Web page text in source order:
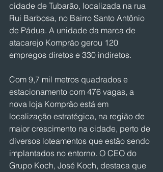
cidade de Tubarão, localizada na rua
Rui Barbosa, no Bairro Santo Antônio
de Pádua. A unidade da marca de
atacarejo Komprão gerou 120
empregos diretos e 330 indiretos.
Com 9,7 mil metros quadrados e
estacionamento com 476 vagas, a
nova loja Komprão está em
localização estratégica, na região de
maior crescimento na cidade, perto de
diversos loteamentos que estão sendo
implantados no entorno. O CEO do
Grupo Koch, José Koch, destaca que